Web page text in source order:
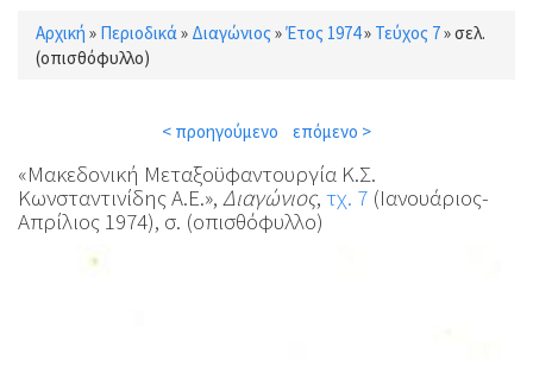
Είστε εδώ
Αρχική » Περιοδικά » Διαγώνιος »Έτος 1974» Τεύχος 7»σελ.
(οπισθόφυλλο)
< προηγούμενο επόμενο >
«Μακεδονική Μεταξοϋφαντουργία Κ.Σ.
Κωνσταντινίδης Α.Ε.», Διαγώνιος, τχ. 7 (Ιανουάριος-
Απρίλιος 1974), σ. (οπισθόφυλλο)